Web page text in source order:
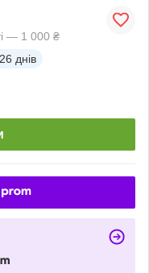
— 1 000 ₴
26 днів